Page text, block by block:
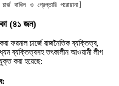
বিসিএস-প্রেম এবং…
(৪১ জন)
ফরমাল চার্জে রাজনৈতিক ব্যক্তিত্ব,
ব্যক্তিত্বসহ তৎকালীন আওয়ামী লীগ
করা হয়েছে: